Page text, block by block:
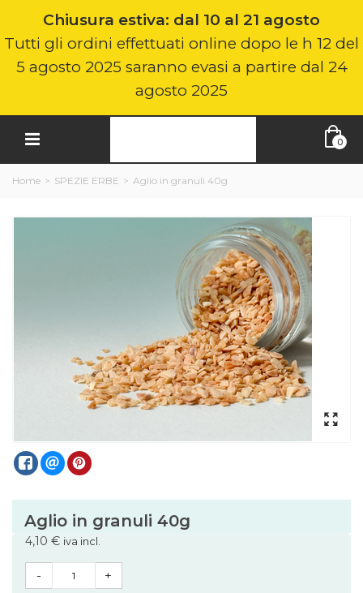
Chiusura estiva: dal 10 al 21 agosto
Tutti gli ordini effettuati online dopo le h 12 del
5 agosto 2025 saranno evasi a partire dal 24
agosto 2025
0
Home > SPEZIE ERBE > Aglio in granuli 40g
Aglio in granuli 40g
4,10 € iva incl.
- +